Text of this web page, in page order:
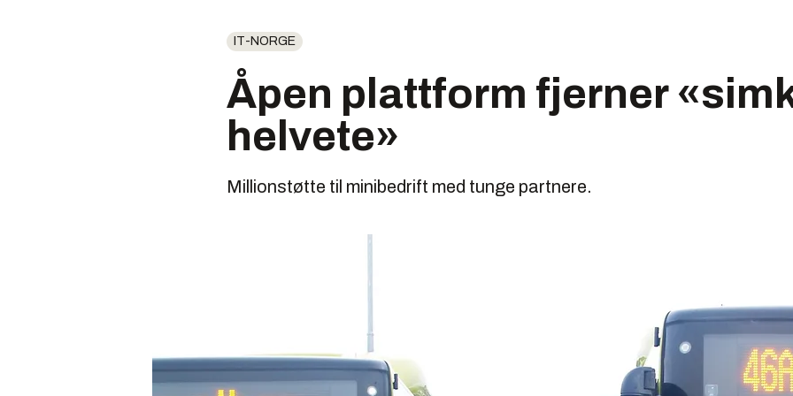
IT-NORGE
Åpen plattform fjerner
helvete»
Millionstøtte til minibedrift med tunge partnere.